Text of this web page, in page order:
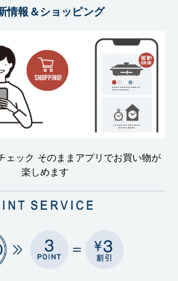
情報＆ショッピング
ェック そのままアプリでお買い物が
楽しめます